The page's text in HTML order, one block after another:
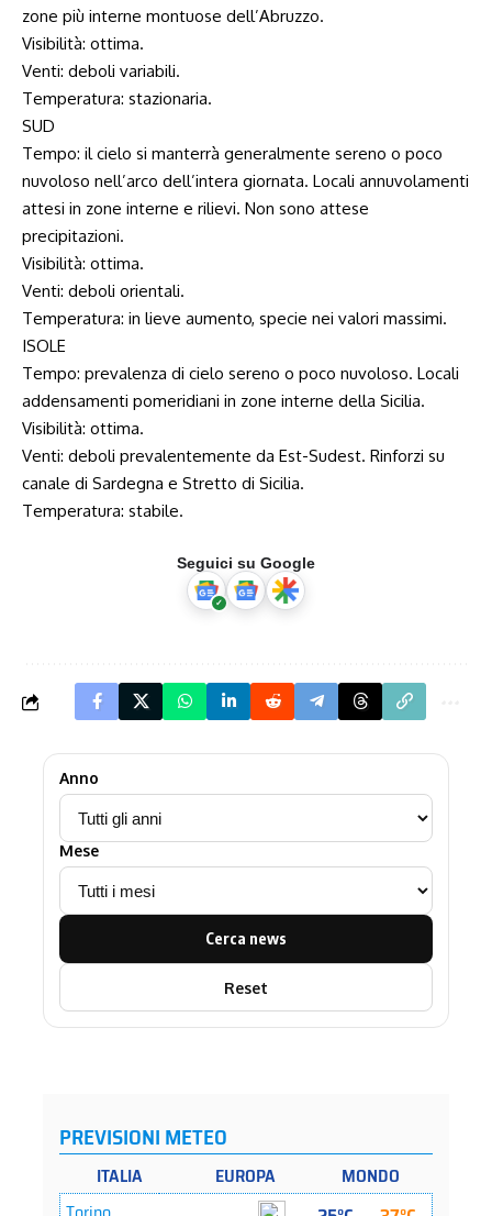
zone più interne montuose dell’Abruzzo.
Visibilità: ottima.
Venti: deboli variabili.
Temperatura: stazionaria.
SUD
Tempo: il cielo si manterrà generalmente sereno o poco
nuvoloso nell’arco dell’intera giornata. Locali annuvolamenti
attesi in zone interne e rilievi. Non sono attese
precipitazioni.
Visibilità: ottima.
Venti: deboli orientali.
Temperatura: in lieve aumento, specie nei valori massimi.
ISOLE
Tempo: prevalenza di cielo sereno o poco nuvoloso. Locali
addensamenti pomeridiani in zone interne della Sicilia.
Visibilità: ottima.
Venti: deboli prevalentemente da Est-Sudest. Rinforzi su
canale di Sardegna e Stretto di Sicilia.
Temperatura: stabile.
Seguici su Google
Anno
Mese
Cerca news
Reset